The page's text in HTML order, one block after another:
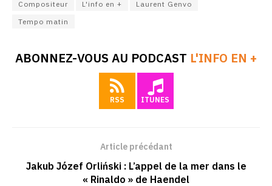
Compositeur L'info en +
Laurent Genvo
Tempo matin
ABONNEZ-VOUS AU PODCAST L'INFO EN +
RSS ITUNES
Article précédant
Jakub Józef Orliński : L’appel de la mer dans le
« Rinaldo » de Haendel